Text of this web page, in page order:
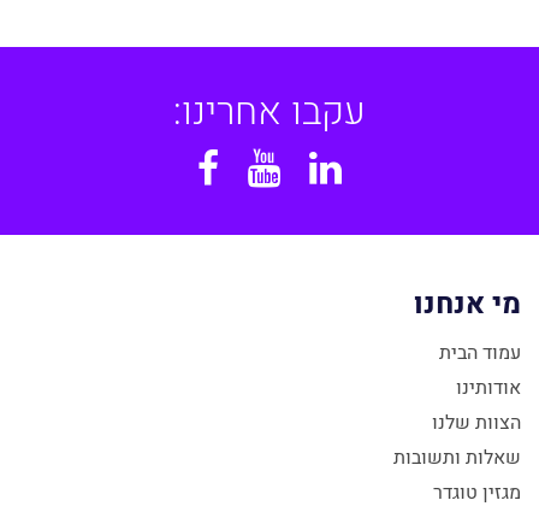
עקבו אחרינו:
Linkedin
YouTube
מי אנחנו
עמוד הבית
אודותינו
הצוות שלנו
שאלות ותשובות
מגזין טוגדר